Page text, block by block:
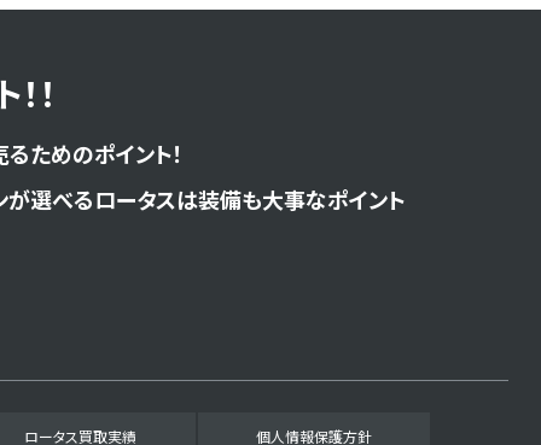
！
ためのポイント！
が選べるロータスは装備も大事なポイント
ロータス買取実績 個人情報保護方針